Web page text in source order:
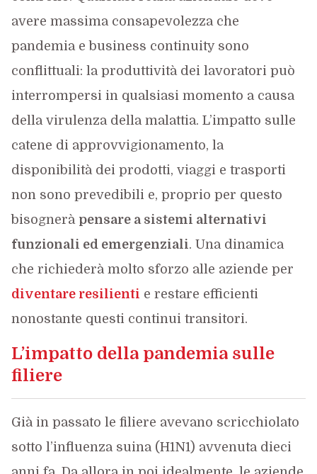
avere massima consapevolezza che
pandemia e business continuity sono
conflittuali: la produttività dei lavoratori può
interrompersi in qualsiasi momento a causa
della virulenza della malattia. L’impatto sulle
catene di approvvigionamento, la
disponibilità dei prodotti, viaggi e trasporti
non sono prevedibili e, proprio per questo
bisognerà pensare a sistemi alternativi
funzionali ed emergenziali. Una dinamica
che richiederà molto sforzo alle aziende per
diventare resilienti e restare efficienti
nonostante questi continui transitori.
L’impatto della pandemia sulle
filiere
Già in passato le filiere avevano scricchiolato
sotto l’influenza suina (H1N1) avvenuta dieci